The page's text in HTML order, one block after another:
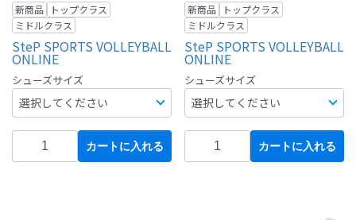
新商品
トップクラス
ミドルクラス
SteP SPORTS VOLLEYBALL
ONLINE
シューズサイズ
カートに入れる
新商品
トップクラス
ミドルクラス
SteP SPORTS VOLLEYBALL
ONLINE
シューズサイズ
カートに入れる